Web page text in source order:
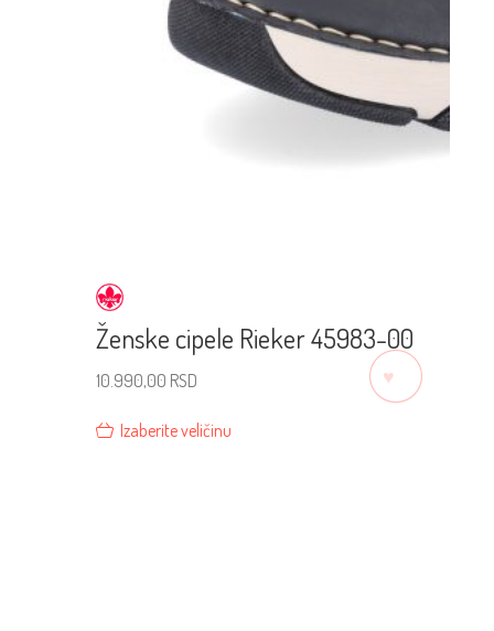
Ženske cipele Rieker 45983-00
10.990,00 RSD
Izaberite veličinu